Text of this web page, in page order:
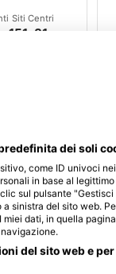
Siti
151
Centri
81
La natura
in
isole
vita a in
dei soli
come ID univoci
in base al
sul pulsante
sinistra del sito web.
dati, in quella
del sito web e